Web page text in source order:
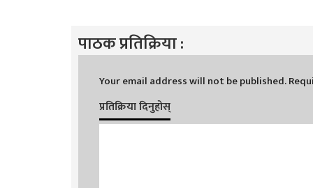
पाठक प्रतिक्रिया :
Your email address will not be published.
प्रतिक्रिया दिनुहोस्